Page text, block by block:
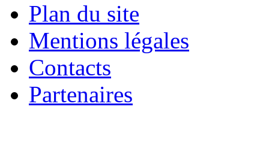
Plan du site
Mentions légales
Contacts
Partenaires